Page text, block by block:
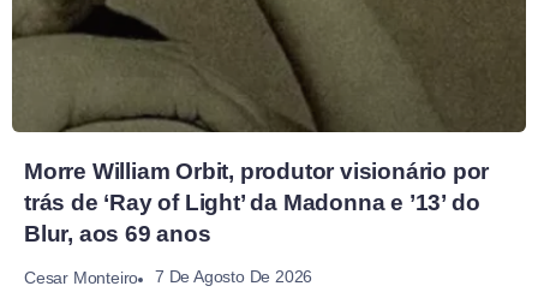
Morre William Orbit, produtor visionário por
trás de ‘Ray of Light’ da Madonna e ’13’ do
Blur, aos 69 anos
Cesar Monteiro 7 De Agosto De 2026